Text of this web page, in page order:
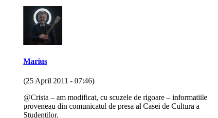
Marius
(25 April 2011 - 07:46)
@Crista – am modificat, cu scuzele de rigoare – informatiile
proveneau din comunicatul de presa al Casei de Cultura a
Studentilor.